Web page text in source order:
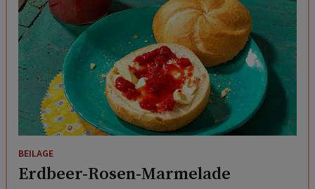
BEILAGE
Erdbeer-Rosen-Marmelade